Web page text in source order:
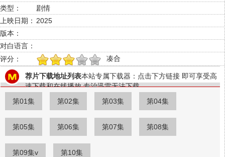
类型：
剧情
上映日期： 2025
版本：
对白语言：
评分：
1 3 4 5 凑合
荐片下载地址列表本站专属下载器：点击下方链接 即可享受高
速下载和在线播放 专治迅雷无法下载
第01集
第02集 第03集 第04集
第05集 第06集 第07集 第08集
第09集v 第10集